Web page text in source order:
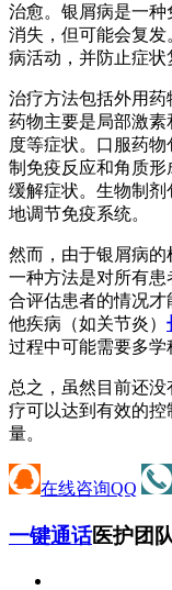
治愈。银屑病是一
消失，但可能会复
病活动，并防止症状
治疗方法包括外用药
药物主要是局部激
度等症状。口服药
制免疫反应和角质
缓解症状。生物制
地调节免疫系统。
然而，由于银屑病
一种方法是对所有
合评估患者的情况
他疾病（如关节炎）
过程中可能需要多学
总之，虽然目前还
疗可以达到有效的
量。
在线咨询QQ
一键通话医护团